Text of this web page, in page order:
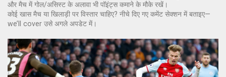
और मैच में गोल/असिस्ट के अलावा भी पॉइंट्स कमाने के मौके रखें।
कोई खास मैच या खिलाड़ी पर विस्तार चाहिए? नीचे दिए गए कमेंट सेक्शन में बताइए—
we’ll cover उसे अगले अपडेट में।